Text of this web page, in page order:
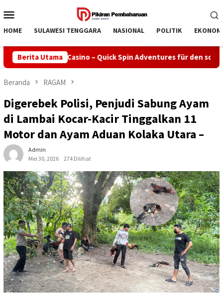
ke
Mobile
HOME SULAWESI TENGGARA NASIONAL POLITIK
Berita Utama
Rollero Casino – Quick Spin Adventures für den
Beranda RAGAM
Digerebek Polisi, Penjudi Sabung Ayam
di Lambai Kocar-Kacir Tinggalkan 11
Motor dan Ayam Aduan Kolaka Utara –
Admin
Mei 30, 2026
274 Dilihat